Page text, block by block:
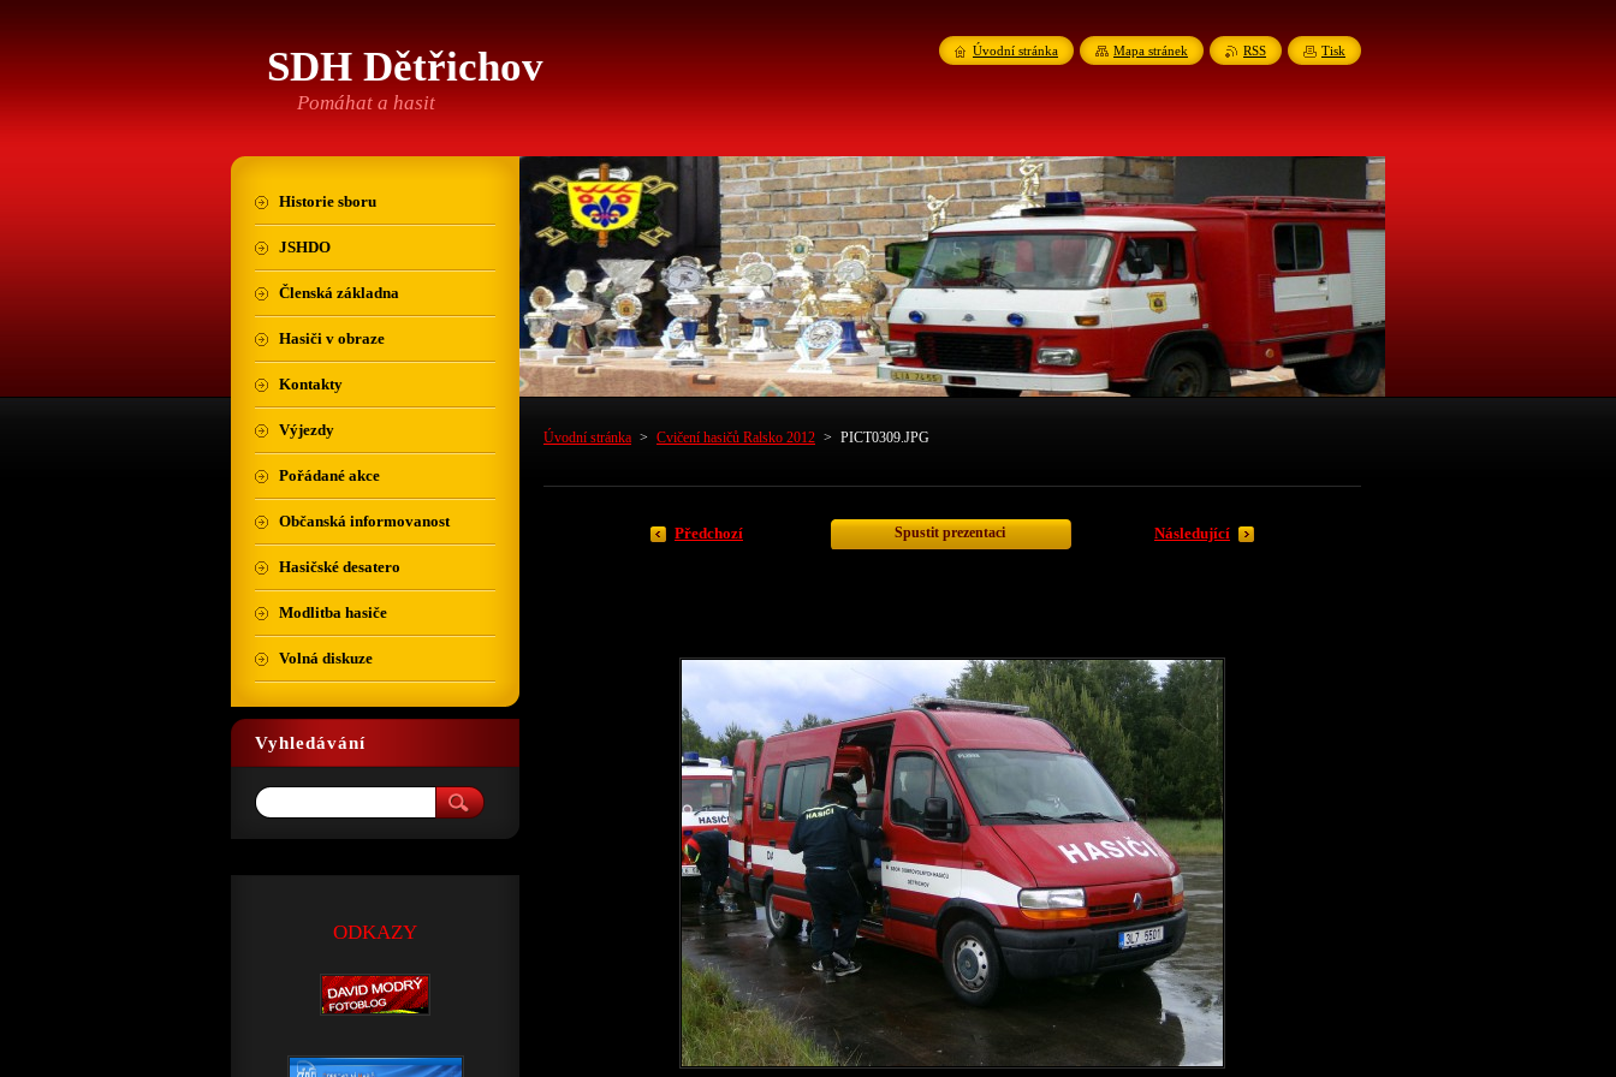
SDH Dětřichov
Pomáhat a hasit
Úvodní stránka > Cvičení hasičů Ralsko 2012 > PICT0309.JPG
Předchozí Spustit prezentaci Následující
Historie sboru
JSHDO
Členská základna
Hasiči v obraze
Kontakty
Výjezdy
Pořádané akce
Občanská informovanost
Hasičské desatero
Modlitba hasiče
Volná diskuze
Vyhledávání
ODKAZY
Úvodní stránka Mapa stránek RSS Tisk